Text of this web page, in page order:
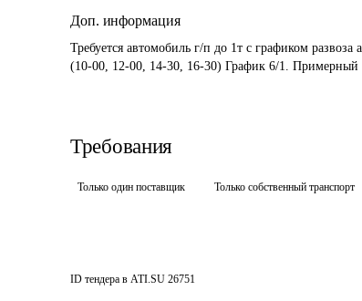
Доп. информация
Требуется автомобиль г/п до 1т с графиком
(10-00, 12-00, 14-30, 16-30) График 6/1. Примерный
Требования
Только один поставщик Только собственный транспорт
ID тендера в ATI.SU 26751